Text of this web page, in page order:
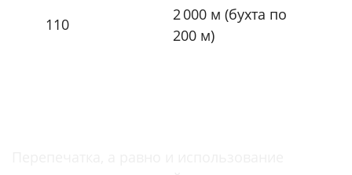
110
2 000 м (бухта по
200 м)